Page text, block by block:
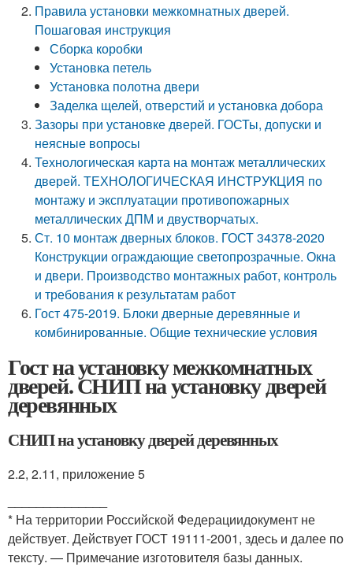
Правила установки межкомнатных дверей.
Пошаговая инструкция
Сборка коробки
Установка петель
Установка полотна двери
Заделка щелей, отверстий и установка добора
Зазоры при установке дверей. ГОСТы, допуски и
неясные вопросы
Технологическая карта на монтаж металлических
дверей. ТЕХНОЛОГИЧЕСКАЯ ИНСТРУКЦИЯ по
монтажу и эксплуатации противопожарных
металлических ДПМ и двустворчатых.
Ст. 10 монтаж дверных блоков. ГОСТ 34378-2020
Конструкции ограждающие светопрозрачные. Окна
и двери. Производство монтажных работ, контроль
и требования к результатам работ
Гост 475-2019. Блоки дверные деревянные и
комбинированные. Общие технические условия
Гост на установку межкомнатных
дверей. СНИП на установку дверей
деревянных
СНИП на установку дверей деревянных
2.2, 2.11, приложение 5
* На территории Российской Федерациидокумент не
действует. Действует ГОСТ 19111-2001, здесь и далее по
тексту. — Примечание изготовителя базы данных.